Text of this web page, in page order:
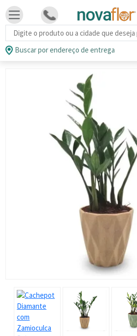
Busca de produtos
Buscar por endereço de entrega